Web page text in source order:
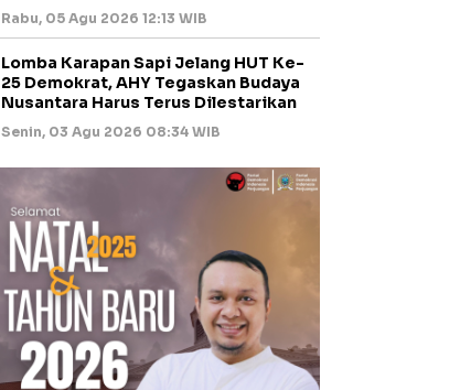
Rabu, 05 Agu 2026 12:13 WIB
Lomba Karapan Sapi Jelang HUT Ke-
25 Demokrat, AHY Tegaskan Budaya
Nusantara Harus Terus Dilestarikan
Senin, 03 Agu 2026 08:34 WIB